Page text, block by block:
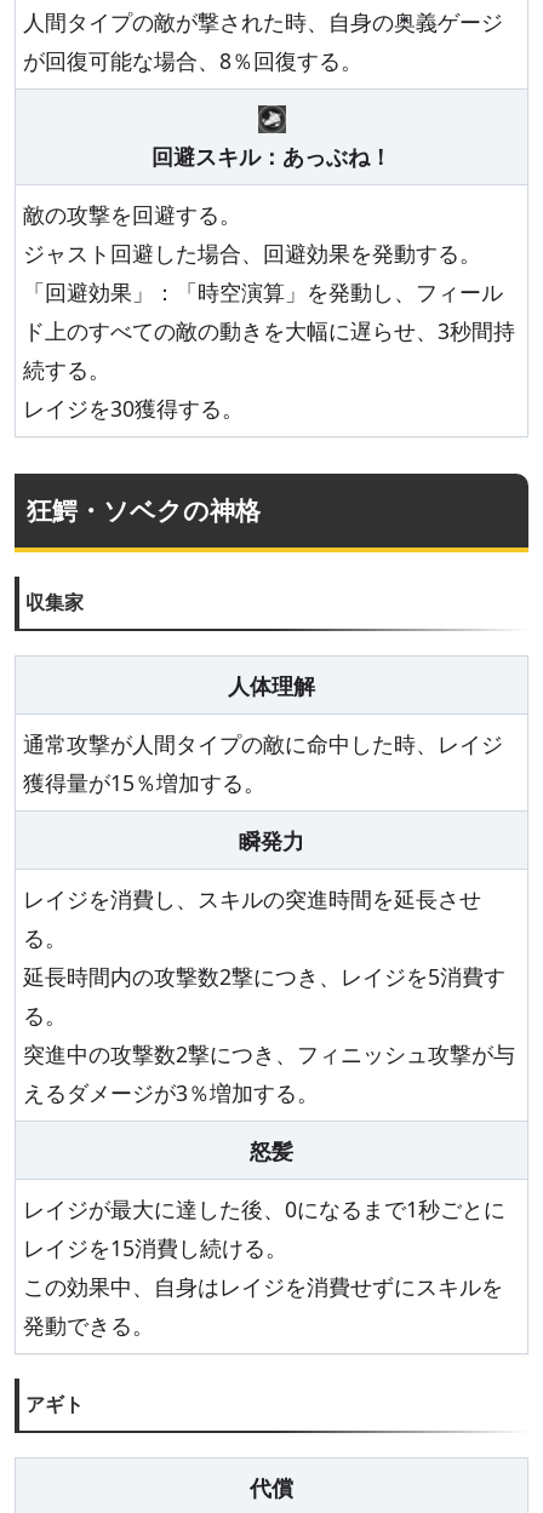
人間タイプの敵が撃された時、自身の奥義ゲージ
が回復可能な場合、8％回復する。
回避スキル：あっぶね！
敵の攻撃を回避する。
ジャスト回避した場合、回避効果を発動する。
「回避効果」：「時空演算」を発動し、フィール
ド上のすべての敵の動きを大幅に遅らせ、3秒間持
続する。
レイジを30獲得する。
狂鰐・ソベクの神格
収集家
人体理解
通常攻撃が人間タイプの敵に命中した時、レイジ
獲得量が15％増加する。
瞬発力
レイジを消費し、スキルの突進時間を延長させ
る。
延長時間内の攻撃数2撃につき、レイジを5消費す
る。
突進中の攻撃数2撃につき、フィニッシュ攻撃が与
えるダメージが3％増加する。
怒髪
レイジが最大に達した後、0になるまで1秒ごとに
レイジを15消費し続ける。
この効果中、自身はレイジを消費せずにスキルを
発動できる。
アギト
代償